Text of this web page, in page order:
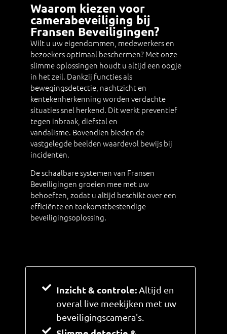
Waarom kiezen voor
camerabeveiliging bij
Fransen Beveiligingen?
Wilt u uw eigendommen, medewerkers en
bezoekers optimaal beschermen? Met onze
slimme oplossingen houdt u altijd een oogje
in het zeil. Dankzij functies als
bewegingsdetectie, nachtzicht en
kentekenherkenning worden verdachte
situaties snel herkend. Dit werkt preventief
tegen inbraak, diefstal en
vandalisme. Bovendien bieden de
vastgelegde beelden waardevol bewijs bij
incidenten.
De schaalbare systemen van Fransen
Beveiligingen groeien mee met uw
behoeften, zodat u altijd beschikt over een
efficiënte en toekomstbestendige
beveiligingsoplossing.
Inzicht & controle: Altijd en
overal live meekijken met uw
beveiligingscamera's.